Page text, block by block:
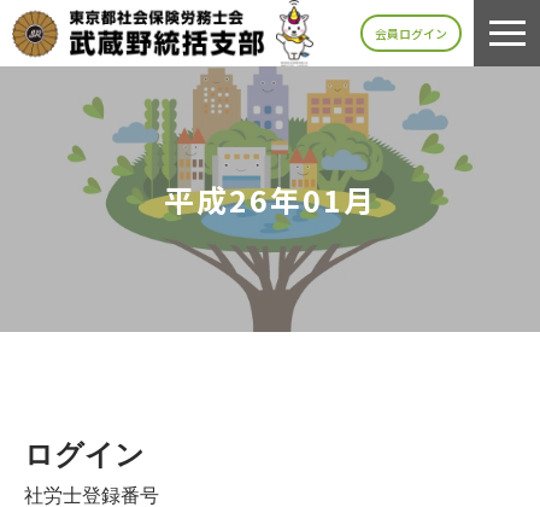
会員ログイン
平成26年01月
ログイン
社労士登録番号